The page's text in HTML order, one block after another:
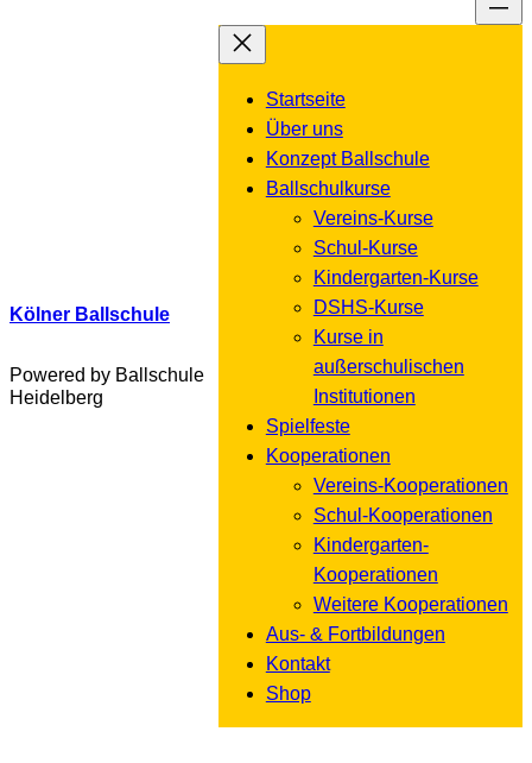
Kölner Ballschule
Powered by Ballschule
Heidelberg
Startseite
Über uns
Konzept Ballschule
Ballschulkurse
Vereins-Kurse
Schul-Kurse
Kindergarten-Kurse
DSHS-Kurse
Kurse in
außerschulischen
Institutionen
Spielfeste
Kooperationen
Vereins-Kooperationen
Schul-Kooperationen
Kindergarten-
Kooperationen
Weitere Kooperationen
Aus- & Fortbildungen
Kontakt
Shop